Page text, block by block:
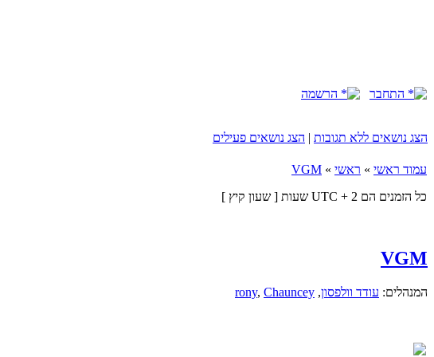
התחבר
הרשמה
הצג נושאים ללא תגובות | הצג נושאים פעילים
עמוד ראשי » ראשי »
VGM
כל הזמנים הם UTC + 2 שעות [ שעון קיץ ]
VGM
המנהלים: עודד וולפסון,
rony, Chauncey